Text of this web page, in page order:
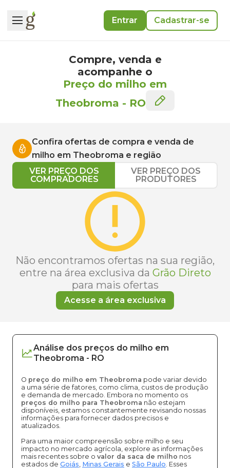
Entrar Cadastrar-se
Compre, venda e
acompanhe o
Preço do milho em
Theobroma - RO
Confira ofertas de compra e venda de
milho em Theobroma e região
VER PREÇO DOS
COMPRADORES
VER PREÇO DOS
PRODUTORES
Não encontramos ofertas na sua região,
entre na área exclusiva da Grão Direto
para mais ofertas
Acesse a área exclusiva
Análise dos preços do milho em
Theobroma - RO
O preço do milho em Theobroma pode variar devido
a uma série de fatores, como clima, custos de produção
e demanda de mercado. Embora no momento os
preços do milho para Theobroma não estejam
disponíveis, estamos constantemente revisando nossas
informações para fornecer dados precisos e
atualizados.
Para uma maior compreensão sobre milho e seu
impacto no mercado agrícola, explore as informações
mais recentes sobre o valor da saca de milho nos
estados de Goiás, Minas Gerais e São Paulo. Esses